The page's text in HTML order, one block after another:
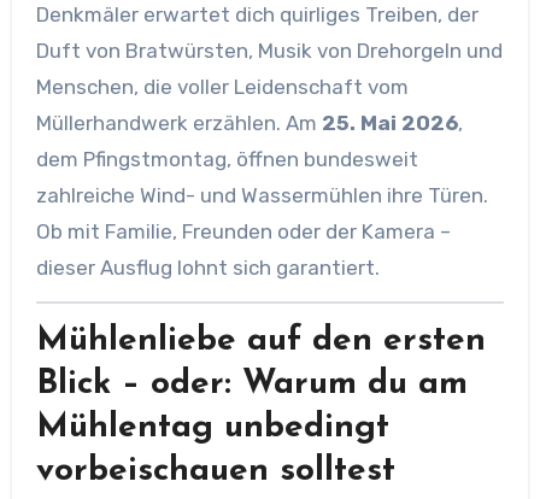
Denkmäler erwartet dich quirliges Treiben, der
Duft von Bratwürsten, Musik von Drehorgeln und
Menschen, die voller Leidenschaft vom
Müllerhandwerk erzählen. Am 25. Mai 2026,
dem Pfingstmontag, öffnen bundesweit
zahlreiche Wind- und Wassermühlen ihre Türen.
Ob mit Familie, Freunden oder der Kamera –
dieser Ausflug lohnt sich garantiert.
Mühlenliebe auf den ersten
Blick – oder: Warum du am
Mühlentag unbedingt
vorbeischauen solltest